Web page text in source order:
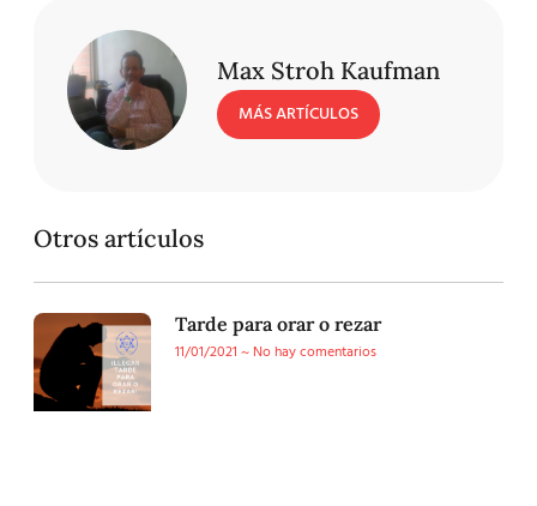
Max Stroh Kaufman
MÁS ARTÍCULOS
Otros artículos
Tarde para orar o rezar
11/01/2021
No hay comentarios